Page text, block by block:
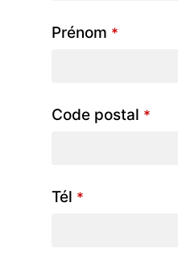
Prénom *
Code postal *
Tél *